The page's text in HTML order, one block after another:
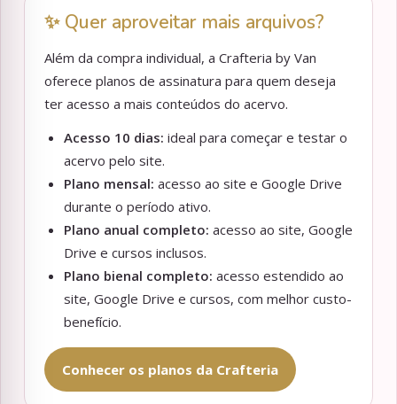
✨ Quer aproveitar mais arquivos?
Além da compra individual, a Crafteria by Van
oferece planos de assinatura para quem deseja
ter acesso a mais conteúdos do acervo.
Acesso 10 dias: ideal para começar e testar o
acervo pelo site.
Plano mensal: acesso ao site e Google Drive
durante o período ativo.
Plano anual completo: acesso ao site, Google
Drive e cursos inclusos.
Plano bienal completo: acesso estendido ao
site, Google Drive e cursos, com melhor custo-
benefício.
Conhecer os planos da Crafteria